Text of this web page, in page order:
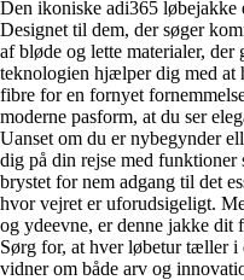
Den ikoniske adi365 løbejakke
Designet til dem, der søger
af bløde og lette materialer,
teknologien hjælper dig med at
fibre for en fornyet
moderne pasform, at du ser
Uanset om du er nybegynder
dig på din rejse med funktioner
brystet for nem adgang til det
hvor vejret er uforudsigeligt.
og ydeevne, er denne jakke dit
Sørg for, at hver løbetur tæller i
vidner om både arv og